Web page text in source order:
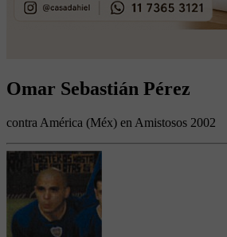
Omar Sebastián Pérez
contra América (Méx) en Amistosos 2002